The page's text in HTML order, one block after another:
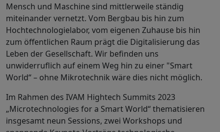
Mensch und Maschine sind mittlerweile ständig
miteinander vernetzt. Vom Bergbau bis hin zum
Hochtechnologielabor, vom eigenen Zuhause bis hin
zum öffentlichen Raum prägt die Digitalisierung das
Leben der Gesellschaft. Wir befinden uns
unwiderruflich auf einem Weg hin zu einer "Smart
World“ – ohne Mikrotechnik wäre dies nicht möglich.
Im Rahmen des IVAM Hightech Summits 2023
„Microtechnologies for a Smart World“ thematisieren
insgesamt neun Sessions, zwei Workshops und